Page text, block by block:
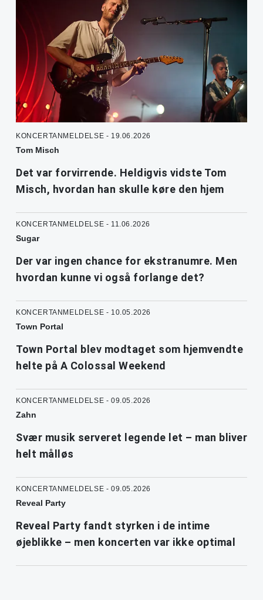
KONCERTANMELDELSE - 19.06.2026
Tom Misch
Det var forvirrende. Heldigvis vidste Tom
Misch, hvordan han skulle køre den hjem
KONCERTANMELDELSE - 11.06.2026
Sugar
Der var ingen chance for ekstranumre. Men
hvordan kunne vi også forlange det?
KONCERTANMELDELSE - 10.05.2026
Town Portal
Town Portal blev modtaget som hjemvendte
helte på A Colossal Weekend
KONCERTANMELDELSE - 09.05.2026
Zahn
Svær musik serveret legende let – man bliver
helt målløs
KONCERTANMELDELSE - 09.05.2026
Reveal Party
Reveal Party fandt styrken i de intime
øjeblikke – men koncerten var ikke optimal